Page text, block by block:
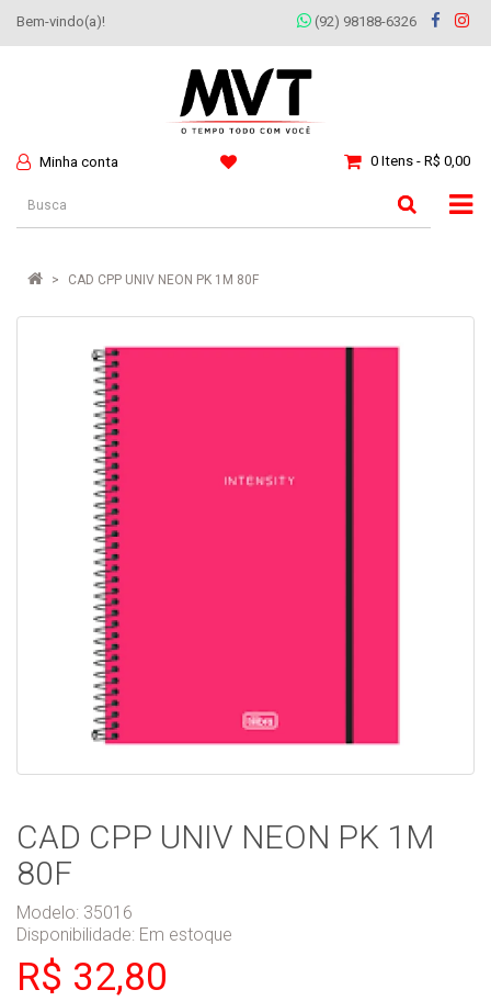
Bem-vindo(a)! (92) 98188-6326
Minha conta 0 Itens - R$ 0,00
CAD CPP UNIV NEON PK 1M 80F
CAD CPP UNIV NEON PK 1M
80F
Modelo: 35016
Disponibilidade: Em estoque
R$ 32,80